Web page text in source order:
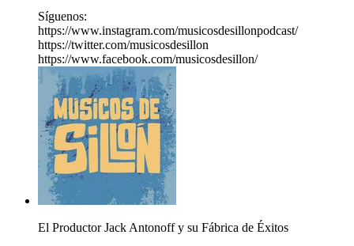
Síguenos:
https://www.instagram.com/musicosdesillonpodcast/
https://twitter.com/musicosdesillon
https://www.facebook.com/musicosdesillon/
El Productor Jack Antonoff y su Fábrica de Éxitos